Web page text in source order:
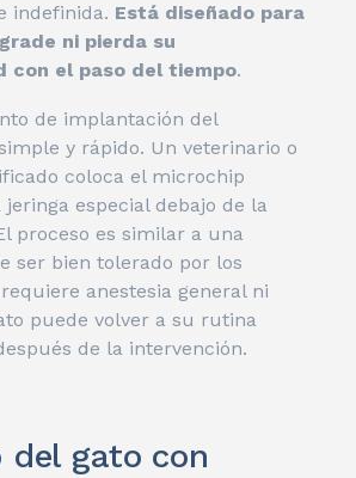
indefinida. Está diseñado para
ni pierda su
con el paso del tiempo.
de implantación del
y rápido. Un veterinario o
coloca el microchip
especial debajo de la
proceso es similar a una
ser bien tolerado por los
anestesia general ni
puede volver a su rutina
de la intervención.
del gato con